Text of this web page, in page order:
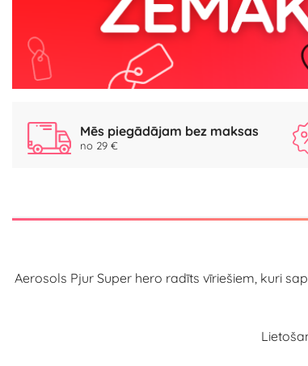
Mēs piegādājam bez maksas
no 29 €
Aerosols Pjur Super hero radīts vīriešiem, kuri